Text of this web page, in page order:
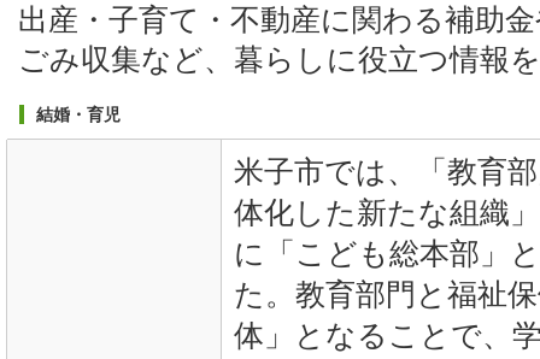
出産・子育て・不動産に関わる補助
ごみ収集など、暮らしに役立つ情報
結婚・育児
米子市では、「教育
体化した新たな組織
に「こども総本部」
た。教育部門と福祉
体」となることで、